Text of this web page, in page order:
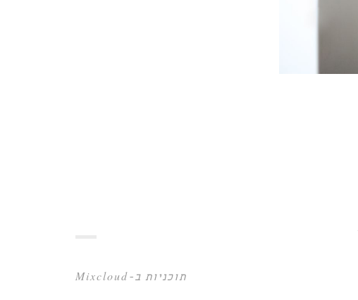
תוכניות ב-Mixcloud